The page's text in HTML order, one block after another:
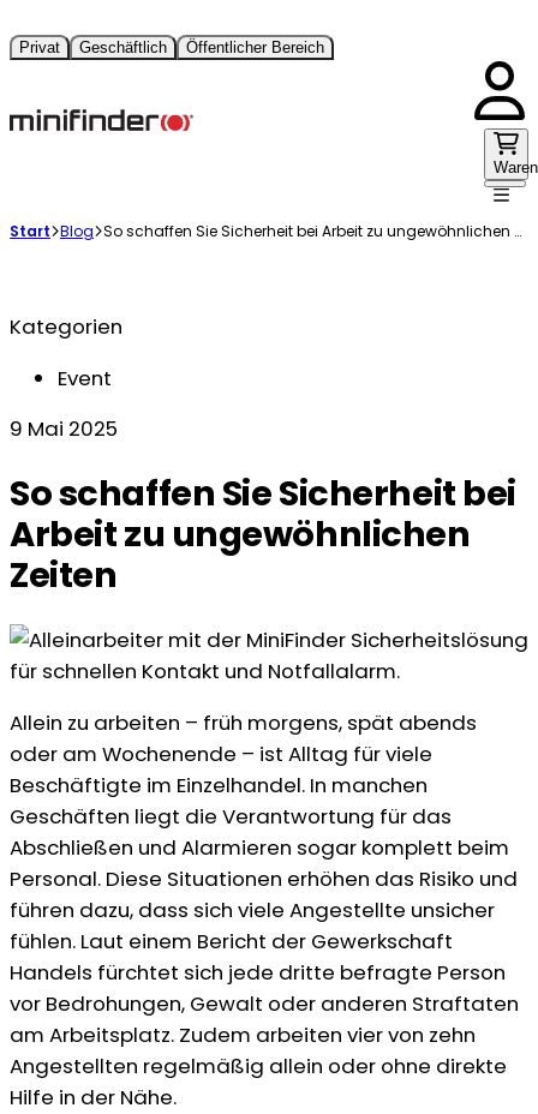
Privat Geschäftlich Öffentlicher Bereich
Start Blog So schaffen Sie Sicherheit bei Arbeit zu ungewöhnlichen Zeiten
Kategorien
Event
9 Mai 2025
So schaffen Sie Sicherheit bei
Arbeit zu ungewöhnlichen
Zeiten
Allein zu arbeiten – früh morgens, spät abends
oder am Wochenende – ist Alltag für viele
Beschäftigte im Einzelhandel. In manchen
Geschäften liegt die Verantwortung für das
Abschließen und Alarmieren sogar komplett beim
Personal. Diese Situationen erhöhen das Risiko und
führen dazu, dass sich viele Angestellte unsicher
fühlen. Laut einem Bericht der Gewerkschaft
Handels fürchtet sich jede dritte befragte Person
vor Bedrohungen, Gewalt oder anderen Straftaten
am Arbeitsplatz. Zudem arbeiten vier von zehn
Angestellten regelmäßig allein oder ohne direkte
Hilfe in der Nähe.